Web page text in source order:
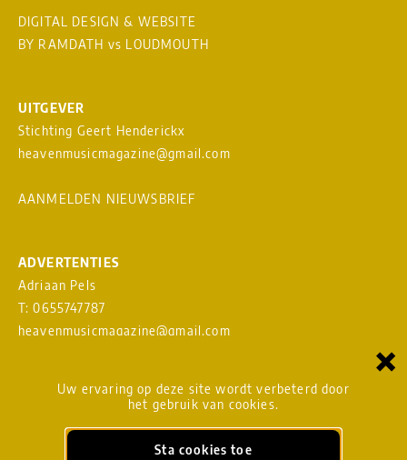
Uw ervaring op deze site wordt verbeterd door
het gebruik van cookies.
Sta cookies toe
×
DIGITAL DESIGN & WEBSITE
BY RAMDATH vs LOUDMOUTH
UITGEVER
Stichting Geert Henderickx
heavenmusicmagazine@gmail.com
AANMELDEN NIEUWSBRIEF
ADVERTENTIES
Adriaan Pels
T: 0655747787
heavenmusicmagazine@gmail.com